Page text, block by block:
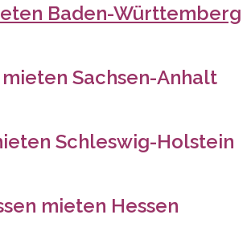
Baden-Württemberg
Sachsen-Anhalt
Schleswig-Holstein
mieten Hessen